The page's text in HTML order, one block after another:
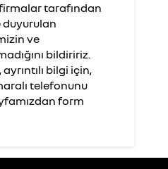
tarafından
duyurulan
ve
bildiririz.
bilgi için,
telefonunu
form